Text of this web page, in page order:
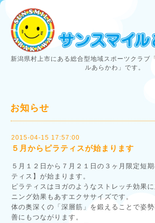
新潟県村上市にある総合型地域スポーツクラブ
ルあらかわ」です。
お知らせ
2015-04-15 17:57:00
５月からピラティスが始まります
５月１２日から７月２１日の３ヶ月限定短
ティス】が始まります。
ピラティスはヨガのようなストレッチ効果
ニング効果もあすエクササイズです。
体の奥深くの「深層筋」を鍛えることで姿
善にもつながります。